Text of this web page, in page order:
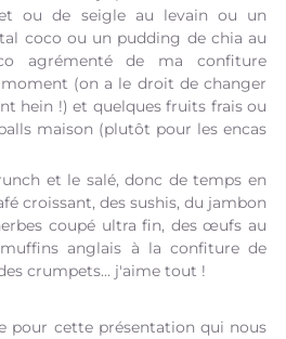
ou de seigle au levain ou un
coco ou un pudding de chia au
agrémenté de ma confiture
(on a le droit de changer
hein !) et quelques fruits frais ou
maison (plutôt pour les encas
et le salé, donc de temps en
croissant, des sushis, du jambon
coupé ultra fin, des œufs au
anglais à la confiture de
crumpets... j'aime tout !
pour cette présentation qui nous